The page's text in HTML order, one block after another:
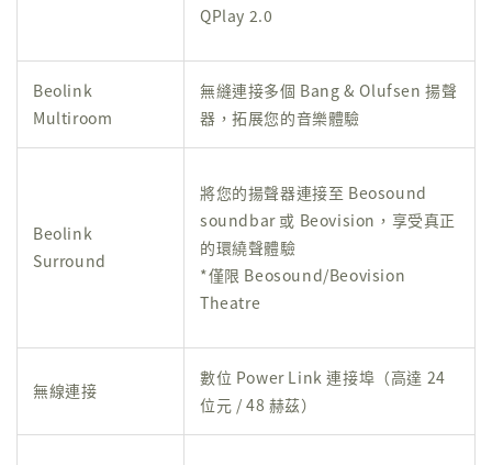
QPlay 2.0
Beolink
Multiroom
無縫連接多個 Bang & Olufsen 揚聲
器，拓展您的音樂體驗
Beolink
Surround
將您的揚聲器連接至 Beosound
soundbar 或 Beovision，享受真正
的環繞聲體驗
*僅限 Beosound/Beovision
Theatre
無線連接
數位 Power Link 連接埠（高達 24
位元 / 48 赫茲）